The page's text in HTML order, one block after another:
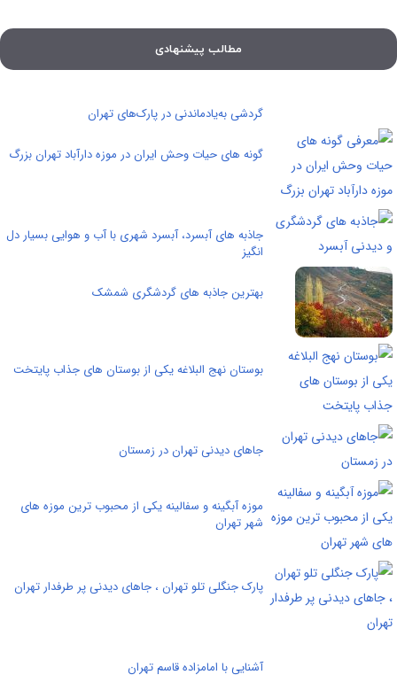
مطالب پیشنهادی
گردشی به‌یادماندنی در پارک‌های تهران
گونه های حیات وحش ایران در موزه دارآباد تهران بزرگ
جاذبه های آبسرد، آبسرد شهری با آب و هوایی بسیار دل
انگیز
بهترین جاذبه های گردشگری شمشک
بوستان نهج البلاغه یکی از بوستان های جذاب پایتخت
جاهای دیدنی تهران در زمستان
موزه آبگینه و سفالینه یکی از محبوب ترین موزه های
شهر تهران
پارک جنگلی تلو تهران ، جاهای دیدنی پر طرفدار تهران
آشنایی با امامزاده قاسم تهران